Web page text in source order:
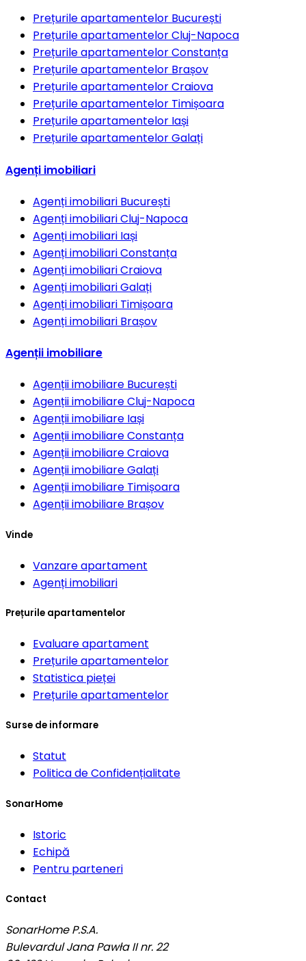
Prețurile apartamentelor București
Prețurile apartamentelorCluj-Napoca
Prețurile apartamentelorConstanța
Prețurile apartamentelor Brașov
Prețurile apartamentelorCraiova
Prețurile apartamentelor Timișoara
Prețurile apartamentelor Iași
Prețurile apartamentelorGalați
Agenți imobiliari
Agenți imobiliari București
Agenți imobiliariCluj-Napoca
Agenți imobiliari Iași
Agenți imobiliariConstanța
Agenți imobiliariCraiova
Agenți imobiliariGalați
Agenți imobiliari Timișoara
Agenți imobiliari Brașov
Agenții imobiliare
Agenții imobiliare București
Agenții imobiliareCluj-Napoca
Agenții imobiliare Iași
Agenții imobiliareConstanța
Agenții imobiliareCraiova
Agenții imobiliareGalați
Agenții imobiliare Timișoara
Agenții imobiliare Brașov
Vinde
Vanzare apartament
Agenți imobiliari
Prețurile apartamentelor
Evaluare apartament
Prețurile apartamentelor
Statistica pieței
Prețurile apartamentelor
Surse de informare
Statut
Politica de Confidențialitate
SonarHome
Istoric
Echipă
Pentru parteneri
Contact
SonarHome P.S.A.
Bulevardul Jana Pawła II nr. 22